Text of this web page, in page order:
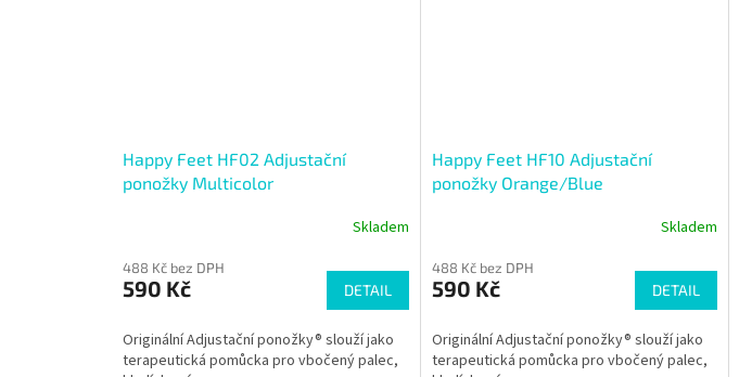
Happy Feet HF02 Adjustační
ponožky Multicolor
Skladem
488 Kč bez DPH
590 Kč DETAIL
Originální Adjustační ponožky® slouží jako
terapeutická pomůcka pro vbočený palec,
Happy Feet HF10 Adjustační
ponožky Orange/Blue
Skladem
488 Kč bez DPH
590 Kč DETAIL
Originální Adjustační ponožky® slouží jako
terapeutická pomůcka pro vbočený palec,